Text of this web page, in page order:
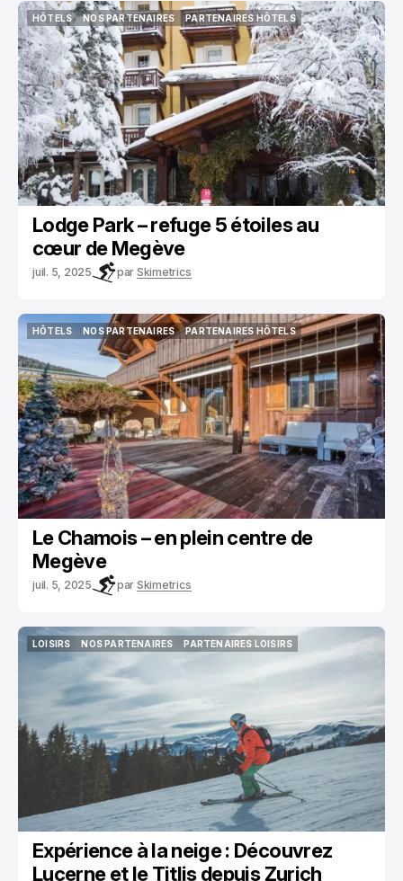
HÔTELS
HÔTELS
NOS PARTENAIRES
NOS PARTENAIRES
PARTENAIRES HÔTELS
PARTENAIRES HÔTELS
Lodge Park – refuge 5 étoiles au
cœur de Megève
juil. 5, 2025 par Skimetrics
HÔTELS
NOS PARTENAIRES
NOS PARTENAIRES
PARTENAIRES HÔTELS
PARTENAIRES HÔTELS
Le Chamois – en plein centre de
Megève
juil. 5, 2025 par Skimetrics
LOISIRS
NOS PARTENAIRES
NOS PARTENAIRES
PARTENAIRES LOISIRS
Expérience à la neige : Découvrez
Lucerne et le Titlis depuis Zurich